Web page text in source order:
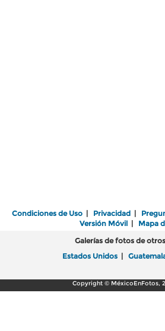
Condiciones de Uso | Privacidad |
Versión Móvil| Mapa
Galerías de fotos de
Estados Unidos |
Copyright © MéxicoEnFotos,